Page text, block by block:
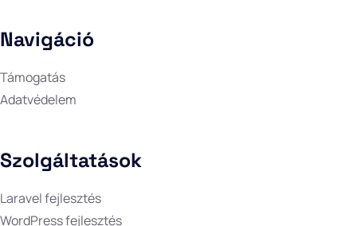
Navigáció
Támogatás
Adatvédelem
Szolgáltatások
Laravel fejlesztés
WordPress fejlesztés